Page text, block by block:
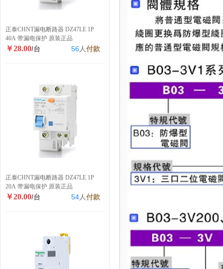
正泰CHNT漏电断路器 DZ47LE 1P
40A 带漏电保护 原装正品
￥28.00/台 56人付款
正泰CHNT漏电断路器 DZ47LE 1P
20A 带漏电保护 原装正品
￥20.00/台 54人付款